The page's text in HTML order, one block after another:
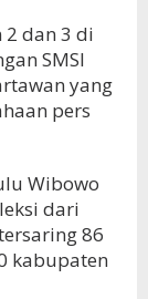
2 dan 3 di
SMSI
yang
pers
Wibowo
dari
86
kabupaten